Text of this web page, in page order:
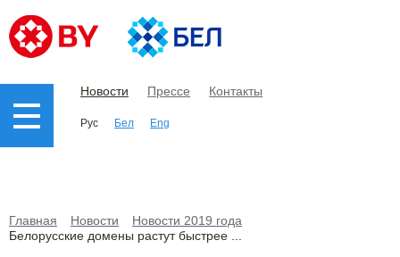
Новости Прессе Контакты
Рус Бел Eng
Главная Новости
Новости 2019 года
Белорусские домены растут быстрее ...